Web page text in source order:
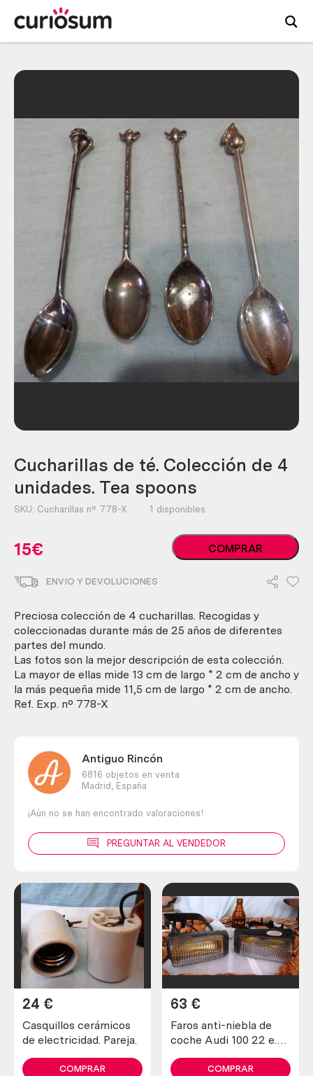
Cucharillas de té. Colección de 4
unidades. Tea spoons
SKU: Cucharillas nº 778-X 1 disponibles
15€
Cucharillas
de
4
unidades.
spoons
cantidad
COMPRAR
ENVIO Y DEVOLUCIONES
Preciosa colección de 4 cucharillas. Recogidas y
coleccionadas durante más de 25 años de diferentes
partes del mundo.
Las fotos son la mejor descripción de esta colección.
La mayor de ellas mide 13 cm de largo * 2 cm de ancho y
la más pequeña mide 11,5 cm de largo * 2 cm de ancho.
Ref. Exp. nº 778-X
Antiguo Rincón
6816 objetos en venta
Madrid,
España
¡Aún no se han encontrado valoraciones!
PREGUNTAR AL VENDEDOR
Casquillos cerámicos
de electricidad. Pareja.
24 €
COMPRAR
Faros anti-niebla de
coche Audi 100 22 e.
Marca hella. Viejos
63 €
COMPRAR